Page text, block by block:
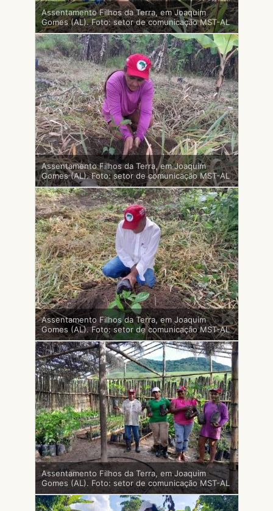
Assentamento Filhos da Terra, em Joaquim
Gomes (AL). Foto: setor de comunicação MST-AL
Assentamento Filhos da Terra, em Joaquim
Gomes (AL). Foto: setor de comunicação MST-AL
Assentamento Filhos da Terra, em Joaquim
Gomes (AL). Foto: setor de comunicação MST-AL
Assentamento Filhos da Terra, em Joaquim
Gomes (AL). Foto: setor de comunicação MST-AL